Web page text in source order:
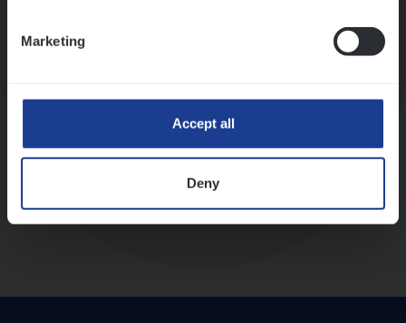
Marketing
Accept all
Deny